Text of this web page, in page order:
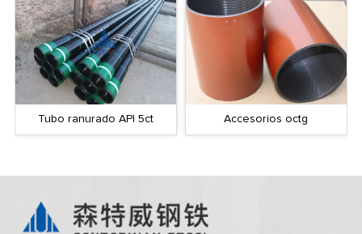
Tubo ranurado API 5ct Accesorios octg